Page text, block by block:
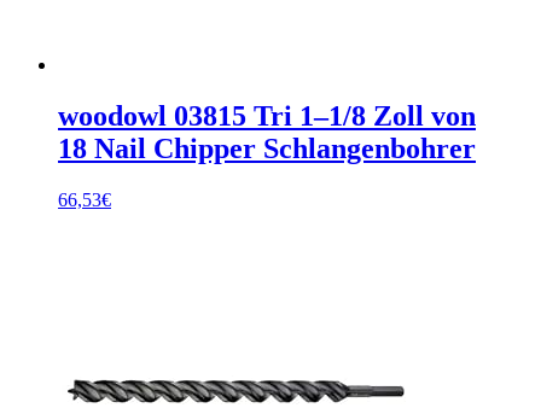
woodowl 03815 Tri 1–1/8 Zoll von
18 Nail Chipper Schlangenbohrer
66,53€